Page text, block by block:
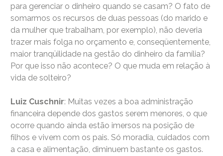
para gerenciar o dinheiro quando se casam? O fato de
somarmos os recursos de duas pessoas (do marido e
da mulher que trabalham, por exemplo), não deveria
trazer mais folga no orçamento e, conseqüentemente,
maior tranqüilidade na gestão do dinheiro da família?
Por que isso não acontece? O que muda em relação à
vida de solteiro?
Luiz Cuschnir: Muitas vezes a boa administração
financeira depende dos gastos serem menores, o que
ocorre quando ainda estão imersos na posição de
filhos e vivem com os pais. Só moradia, cuidados com
a casa e alimentação, diminuem bastante os gastos.